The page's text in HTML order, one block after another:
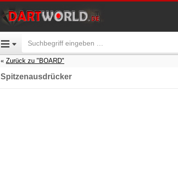
Zurück zu "BOARD"
Spitzenausdrücker